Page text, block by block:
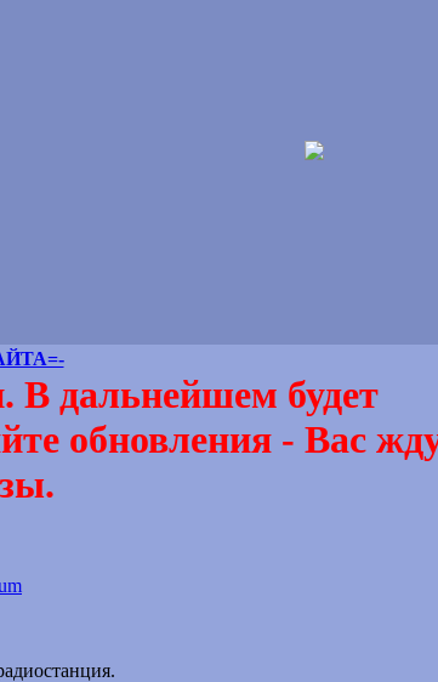
В дальнейшем будет
обновления - Вас